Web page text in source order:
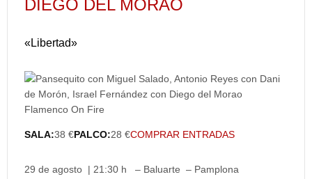
DIEGO DEL MORAO
«Libertad»
SALA:38 €PALCO:28 €COMPRAR ENTRADAS
29 de agosto | 21:30 h – Baluarte – Pamplona